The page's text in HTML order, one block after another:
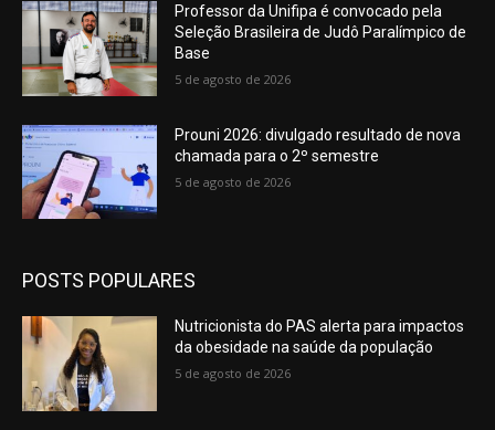
Professor da Unifipa é convocado pela
Seleção Brasileira de Judô Paralímpico de
Base
5 de agosto de 2026
Prouni 2026: divulgado resultado de nova
chamada para o 2º semestre
5 de agosto de 2026
POSTS POPULARES
Nutricionista do PAS alerta para impactos
da obesidade na saúde da população
5 de agosto de 2026